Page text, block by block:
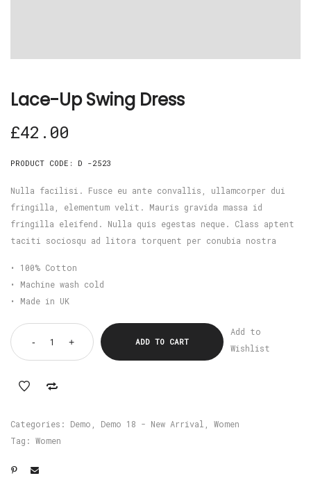
Lace-Up Swing Dress
£42.00
PRODUCT CODE: D -2523
Nulla facilisi. Fusce eu ante convallis, ullamcorper dui
fringilla, elementum velit. Mauris gravida massa id
fringilla eleifend. Nulla quis egestas neque. Class aptent
taciti sociosqu ad litora torquent per conubia nostra
• 100% Cotton
• Machine wash cold
• Made in UK
- + ADD TO CART
Add to
Wishlist
Categories: Demo Demo 18 - New Arrival
Women
Tag: Women